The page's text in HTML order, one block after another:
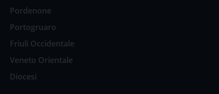
Pordenone
Portogruaro
Friuli Occidentale
Veneto Orientale
Diocesi